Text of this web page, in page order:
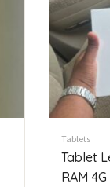
Tablets
Tablet
RAM